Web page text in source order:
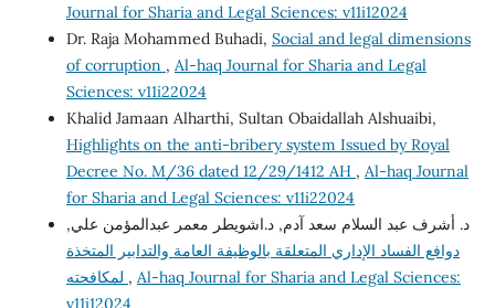
Journal for Sharia and Legal Sciences: v11i12024
Dr. Raja Mohammed Buhadi, Social and legal dimensions
of corruption , Al-haq Journal for Sharia and Legal
Sciences: v11i22024
Khalid Jamaan Alharthi, Sultan Obaidallah Alshuaibi,
Highlights on the anti-bribery system Issued by Royal
Decree No. M/36 dated 12/29/1412 AH , Al-haq Journal
for Sharia and Legal Sciences: v11i22024
د. أشرف عبد السلام سعد آدم, د.اشويطر معمر عبدالمؤمن علي,
دوافع الفساد الإداري المتعلقة بالوظيفة العامة والتدابير المتخذة
, Al-haq Journal for Sharia and Legal Sciences: